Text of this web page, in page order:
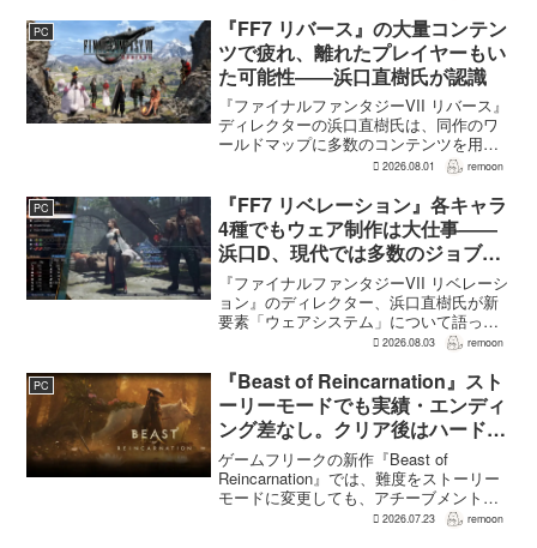
氏も、「最初の2作で泣かなかった人も...
PC
『FF7 リバース』の大量コンテン
ツで疲れ、離れたプレイヤーもい
た可能性――浜口直樹氏が認識
『ファイナルファンタジーVII リバース』
ディレクターの浜口直樹氏は、同作のワ
ールドマップに多数のコンテンツを用意
したことで、一部のプレイヤーが疲れを
性があるとの認識を示した。
GamesRadar+のイン...
2026.08.01 remoon
PC
『FF7 リベレーション』各キャラ
4種でもウェア制作は大仕事――
浜口D、現代では多数のジョブを
1作に盛り込むのは極めて困難と
説明
『ファイナルファンタジーVII リベレーシ
ョン』のディレクター、浜口直樹氏が新
要素「ウェアシステム」について語っ
た。本作では8人のパーティキャラクター
が、キャラクター数が多いため、作業量
はかなりのものにな...
2026.08.03 remoon
PC
『Beast of Reincarnation』スト
ーリーモードでも実績・エンディ
ング差なし。クリア後はハード超
えのNEW GAME+も
ゲームフリークの新作『Beast of
Reincarnation』では、難度をストーリー
モードに変更しても、アチーブメントや
収集要素、エンディングに違いはない。
2026.07.23 remoon